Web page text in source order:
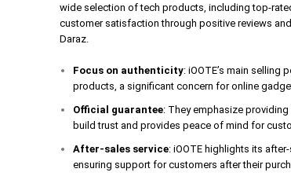
wide selection of tech products, including top-
customer satisfaction through positive reviews
Daraz.
Focus on authenticity: iOOTE’s main selling
products, a significant concern for online
Official guarantee: They emphasize
build trust and provides peace of mind for
After-sales service: iOOTE highlights its
ensuring support for customers after their